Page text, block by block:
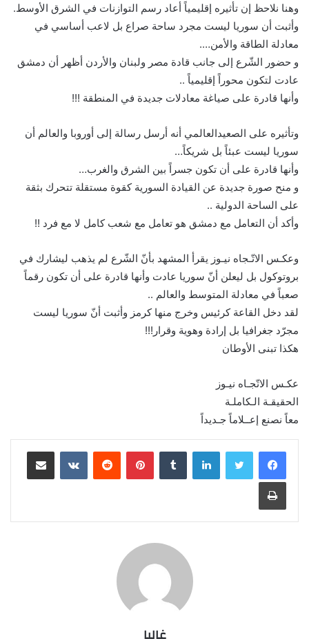
وهنا نلاحظ إن تأثيره إقليمياً أعاد رسم التوازنات في الشرق الأوسط.
وأثبت أن سوريا ليست مجرد ساحة صراع بل لاعب أساسي في
معادلة الطاقة والأمن….
و حضور الشّرع إلى جانب قادة مصر ولبنان والأردن أظهر أن دمشق
عادت لتكون محوراً إقليمياً ..
وأنها قادرة على صياغة معادلات جديدة في المنطقة !!!
وتأثيره على الصعيدالعالمي أنه أرسل رسالة إلى أوروبا والعالم أن
سوريا ليست عبئاً بل شريكاً…
وأنها قادرة على أن تكون جسراً بين الشرق والغرب…
و منح صورة جديدة عن القيادة السورية كقوة مستقلة تتحرك بثقة
على الساحة الدولية ..
وأكد أن التعامل مع دمشق هو تعامل مع شعب كامل لا مع فرد !!
وعكـس الاتّـجاه نيـوز يقرأ المشهد بأنّ الشّرع لم يذهب ليشارك في
بروتوكول بل ليعلن أنّ سوريا عادت وأنها قادرة على أن تكون رقماً
صعباً في معادلة المتوسط والعالم ..
لقد دخل القاعة كرئيس وخرج منها كرمز وأثبت أنّ سوريا ليست
مجرّد جغرافيا بل إرادة وهوية وقرار!!!
هكذا تبنى الأوطان
عكـس الاتّجـاه نيـوز
الحقيقـة الـكاملـة
معاً نصنع إعــلاماً جـديداً
لينكدإن بينتيريست مشاركة عبر البريد
طباعة